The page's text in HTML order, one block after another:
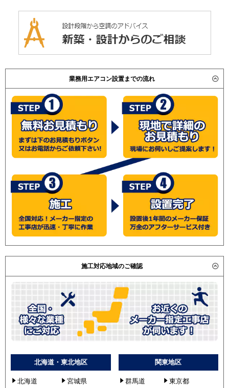
業務用エアコン設置までの流れ
施工対応地域のご確認
北海道・東北地区
北海道
宮城県
関東地区
群馬道
東京都